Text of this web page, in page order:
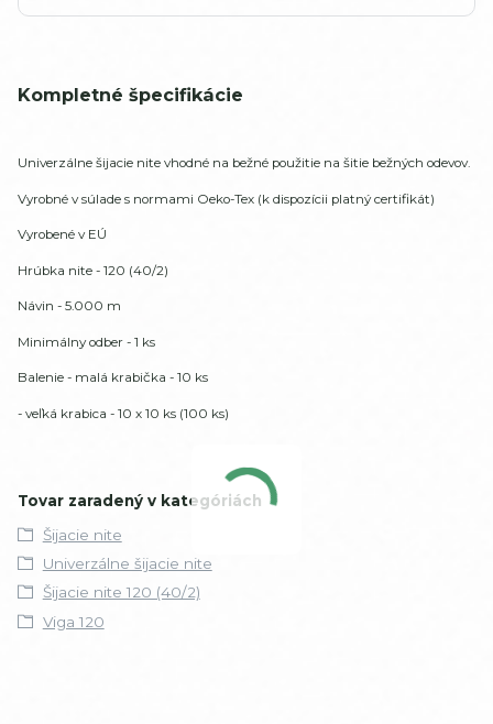
Kompletné špecifikácie
Univerzálne šijacie nite vhodné na bežné použitie na šitie bežných odevov.
Vyrobné v súlade s normami Oeko-Tex (k dispozícii platný certifikát)
Vyrobené v EÚ
Hrúbka nite - 120 (40/2)
Návin - 5.000 m
Minimálny odber - 1 ks
Balenie - malá krabička - 10 ks
- veľká krabica - 10 x 10 ks (100 ks)
Tovar zaradený v kategóriách
Šijacie nite
Univerzálne šijacie nite
Šijacie nite 120 (40/2)
Viga 120